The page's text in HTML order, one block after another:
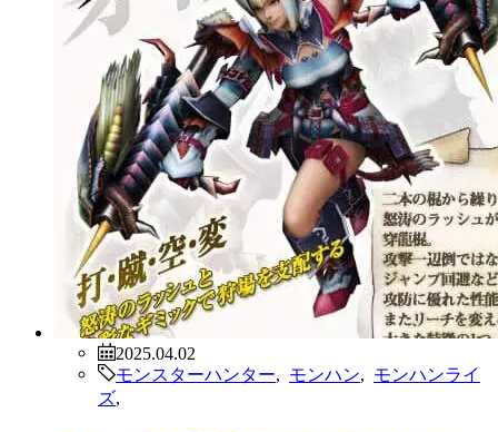
2025.04.02
モンスターハンター
モンハン
モンハンライ
ズ